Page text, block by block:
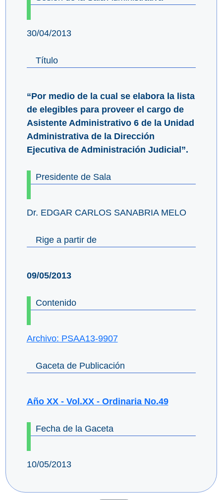
30/04/2013
Título
“Por medio de la cual se elabora la lista
de elegibles para proveer el cargo de
Asistente Administrativo 6 de la Unidad
Administrativa de la Dirección
Ejecutiva de Administración Judicial”.
Presidente de Sala
Dr. EDGAR CARLOS SANABRIA MELO
Rige a partir de
09/05/2013
Contenido
Archivo: PSAA13-9907
Gaceta de Publicación
Año XX - Vol.XX - Ordinaria No.49
Fecha de la Gaceta
10/05/2013